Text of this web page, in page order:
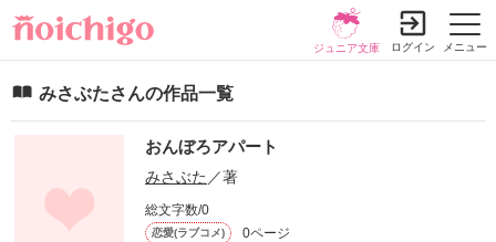
メニュー
ジュニア文庫 ログイン
みさぶたさんの作品一覧
おんぼろアパート
みさぶた ／著
総文字数/0
恋愛(ラブコメ) 0ページ